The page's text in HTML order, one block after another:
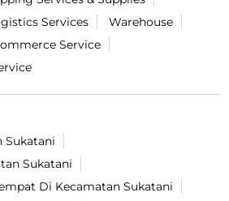
Services
Warehouse
Service
Sukatani
Sukatani
Di Kecamatan Sukatani